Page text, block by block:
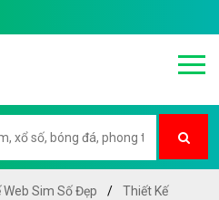
Web Sim Số Đẹp
Thiết Kế